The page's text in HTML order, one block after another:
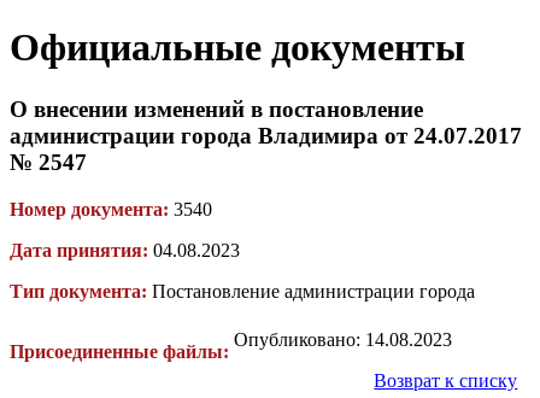
Официальные документы
О внесении изменений в постановление
администрации города Владимира от 24.07.2017
№ 2547
Номер документа: 3540
Дата принятия: 04.08.2023
Тип документа: Постановление администрации города
Присоединенные файлы:
Опубликовано: 14.08.2023
Возврат к списку